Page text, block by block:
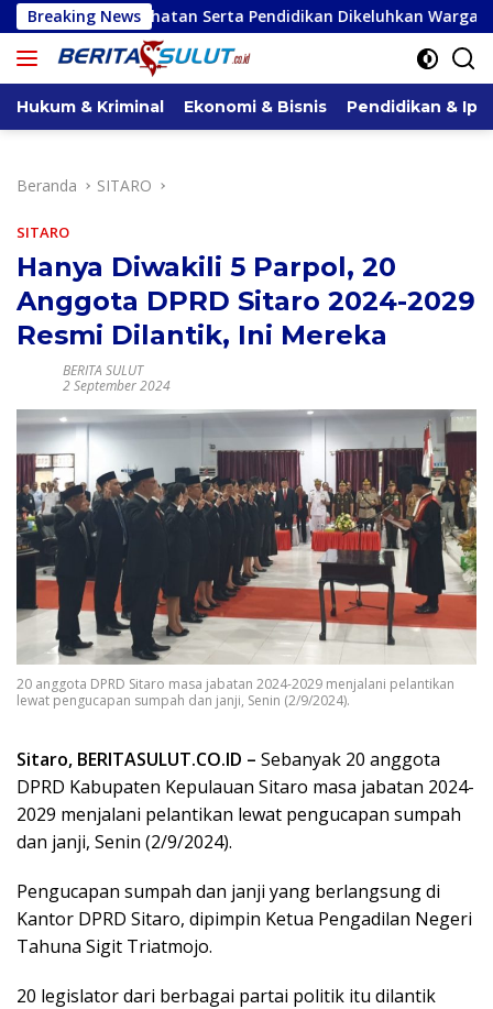
Langsung
ke
konten
Breaking News
Serta Pendidikan Dikeluhkan Warga Serap
Hukum & Kriminal Ekonomi & Bisnis Pendidikan &
Beranda SITARO
SITARO
Hanya Diwakili 5 Parpol, 20
Anggota DPRD Sitaro 2024-2029
Resmi Dilantik, Ini Mereka
BERITA SULUT
2 September 2024
20 anggota DPRD Sitaro masa jabatan 2024-2029 menjalani pelantikan
lewat pengucapan sumpah dan janji, Senin (2/9/2024).
Sitaro, BERITASULUT.CO.ID – Sebanyak 20 anggota
DPRD Kabupaten Kepulauan Sitaro masa jabatan 2024-
2029 menjalani pelantikan lewat pengucapan sumpah
dan janji, Senin (2/9/2024).
Pengucapan sumpah dan janji yang berlangsung di
Kantor DPRD Sitaro, dipimpin Ketua Pengadilan Negeri
Tahuna Sigit Triatmojo.
20 legislator dari berbagai partai politik itu dilantik